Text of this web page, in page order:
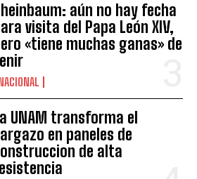
aún no hay fecha
visita del Papa León XIV,
«tiene muchas ganas» de
NACIONAL
UNAM transforma el
en paneles de
de alta